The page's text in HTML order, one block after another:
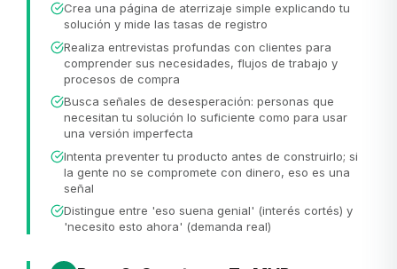
Crea una página de aterrizaje simple explicando tu
solución y mide las tasas de registro
Realiza entrevistas profundas con clientes para
comprender sus necesidades, flujos de trabajo y
procesos de compra
Busca señales de desesperación: personas que
necesitan tu solución lo suficiente como para usar
una versión imperfecta
Intenta preventer tu producto antes de construirlo; si
la gente no se compromete con dinero, eso es una
señal
Distingue entre 'eso suena genial' (interés cortés) y
'necesito esto ahora' (demanda real)